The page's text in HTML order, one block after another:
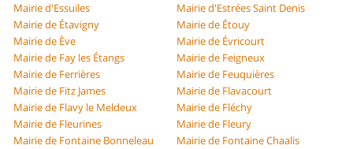
Mairie d'Essuiles
Mairie d'Estrées Saint Denis
Mairie de Étavigny
Mairie de Étouy
Mairie de Ève
Mairie de Évricourt
Mairie de Fay les Étangs
Mairie de Feigneux
Mairie de Ferrières
Mairie de Feuquières
Mairie de Fitz James
Mairie de Flavacourt
Mairie de Flavy le Meldeux
Mairie de Fléchy
Mairie de Fleurines
Mairie de Fleury
Mairie de Fontaine Bonneleau
Mairie de Fontaine Chaalis